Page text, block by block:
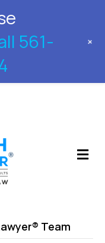
Team
561-
+